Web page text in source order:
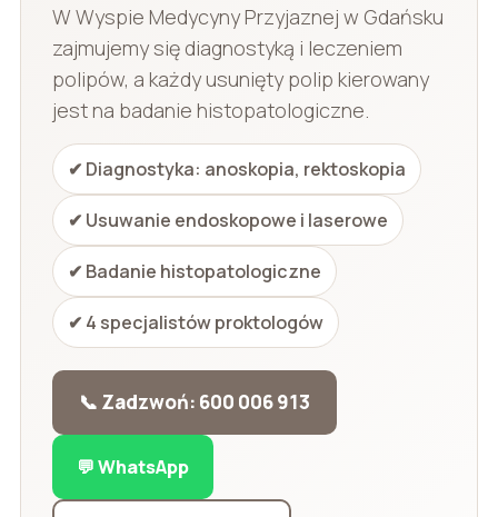
W Wyspie Medycyny Przyjaznej w Gdańsku
zajmujemy się diagnostyką i leczeniem
polipów, a każdy usunięty polip kierowany
jest na badanie histopatologiczne.
✔ Diagnostyka: anoskopia, rektoskopia
✔ Usuwanie endoskopowe i laserowe
✔ Badanie histopatologiczne
✔ 4 specjalistów proktologów
📞 Zadzwoń: 600 006 913
💬 WhatsApp